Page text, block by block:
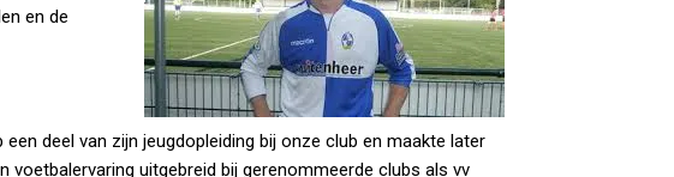
en de
deel van zijn jeugdopleiding bij onze club en maakte later
voetbalervaring uitgebreid bij gerenommeerde clubs als vv